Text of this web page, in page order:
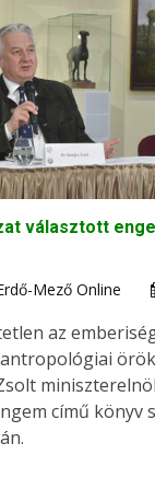
választott
Mező Online
az
című könyv